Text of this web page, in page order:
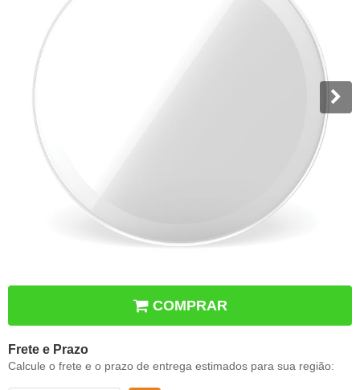
COMPRAR
Frete e Prazo
Calcule o frete e o prazo de entrega estimados para sua região: